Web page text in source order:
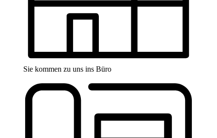
Sie kommen zu uns ins Büro